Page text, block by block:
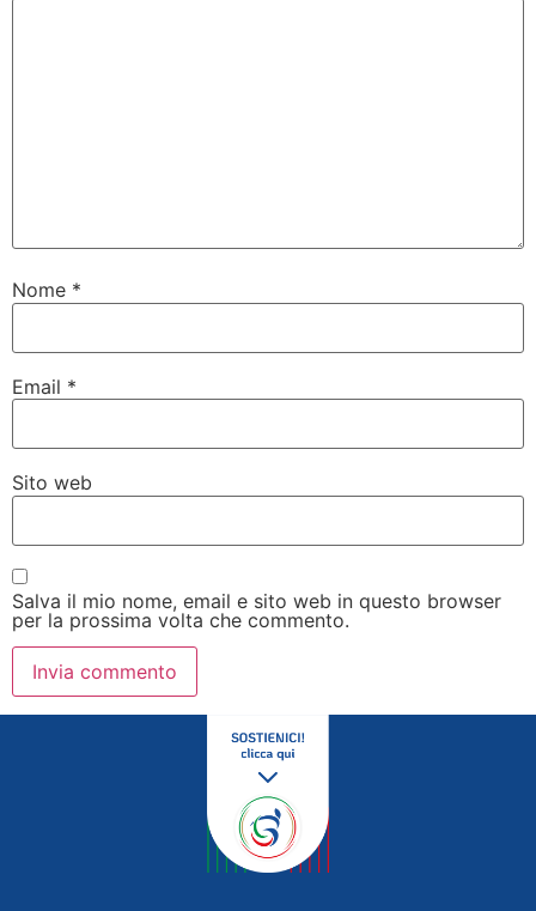
Nome *
Email *
Sito web
Salva il mio nome, email e sito web in questo browser
per la prossima volta che commento.